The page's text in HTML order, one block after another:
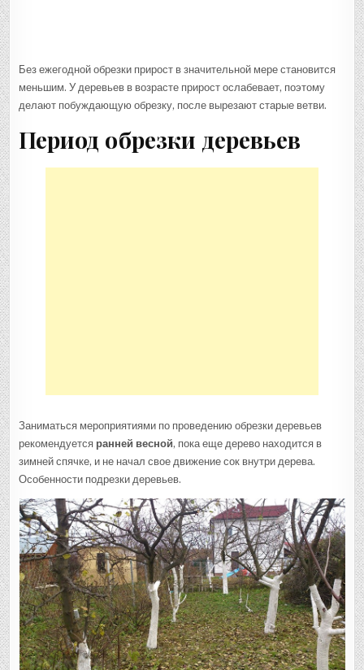
Без ежегодной обрезки прирост в значительной мере становится
меньшим. У деревьев в возрасте прирост ослабевает, поэтому
делают побуждающую обрезку, после вырезают старые ветви.
Период обрезки деревьев
Заниматься мероприятиями по проведению обрезки деревьев
рекомендуется ранней весной, пока еще дерево находится в
зимней спячке, и не начал свое движение сок внутри дерева.
Особенности подрезки деревьев.